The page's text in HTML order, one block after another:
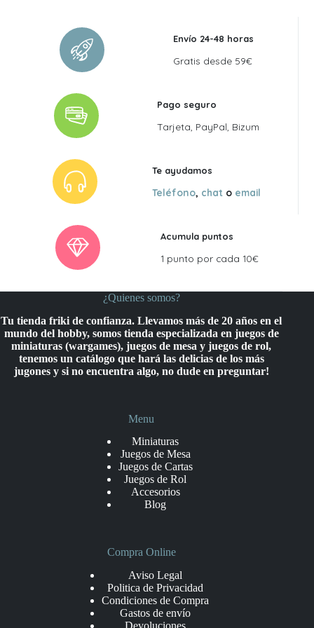
Envío 24-48 horas
Gratis desde 59€
Pago seguro
Tarjeta, PayPal, Bizum
Te ayudamos
Teléfono, chat o email
Acumula puntos
1 punto por cada 10€
¿Quienes somos?
Tu tienda friki de confianza. Llevamos más de 20 años en el
mundo del hobby, somos tienda especializada en juegos de
miniaturas (wargames), juegos de mesa y juegos de rol,
tenemos un catálogo que hará las delicias de los más
jugones y si no encuentra algo, no dude en preguntar!
Menu
Miniaturas
Juegos de Mesa
Juegos de Cartas
Juegos de Rol
Accesorios
Blog
Compra Online
Aviso Legal
Politica de Privacidad
Condiciones de Compra
Gastos de envío